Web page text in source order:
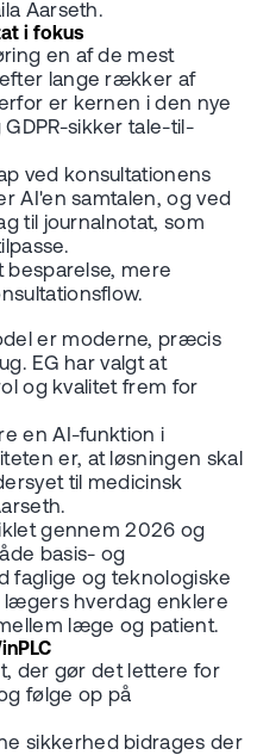
Aarseth.
i fokus
en af de mest
lange rækker af
er kernen i den nye
sikker tale-til-
ved konsultationens
AI'en samtalen, og ved
til journalnotat, som
besparelse, mere
er moderne, præcis
EG har valgt at
og kvalitet frem for
en AI-funktion i
er, at løsningen skal
til medicinsk
gennem 2026 og
basis- og
faglige og teknologiske
lægers hverdag enklere
læge og patient.
der gør det lettere for
følge op på
sikkerhed bidrages der